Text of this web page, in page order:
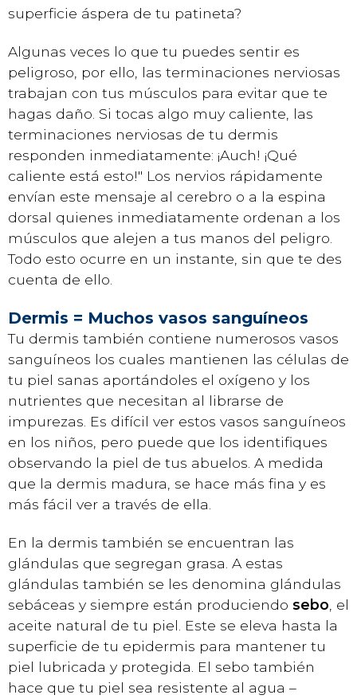
superficie áspera de tu patineta?
Algunas veces lo que tu puedes sentir es
peligroso, por ello, las terminaciones nerviosas
trabajan con tus músculos para evitar que te
hagas daño. Si tocas algo muy caliente, las
terminaciones nerviosas de tu dermis
responden inmediatamente: ¡Auch! ¡Qué
caliente está esto!" Los nervios rápidamente
envían este mensaje al cerebro o a la espina
dorsal quienes inmediatamente ordenan a los
músculos que alejen a tus manos del peligro.
Todo esto ocurre en un instante, sin que te des
cuenta de ello.
Dermis = Muchos vasos sanguíneos
Tu dermis también contiene numerosos vasos
sanguíneos los cuales mantienen las células de
tu piel sanas aportándoles el oxígeno y los
nutrientes que necesitan al librarse de
impurezas. Es difícil ver estos vasos sanguíneos
en los niños, pero puede que los identifiques
observando la piel de tus abuelos. A medida
que la dermis madura, se hace más fina y es
más fácil ver a través de ella.
En la dermis también se encuentran las
glándulas que segregan grasa. A estas
glándulas también se les denomina glándulas
sebáceas y siempre están produciendo sebo , el
aceite natural de tu piel. Este se eleva hasta la
superficie de tu epidermis para mantener tu
piel lubricada y protegida. El sebo también
hace que tu piel sea resistente al agua –